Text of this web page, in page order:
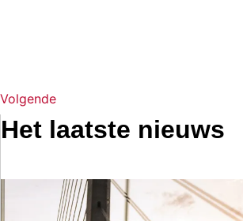
Volgende
Het laatste nieuws